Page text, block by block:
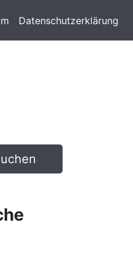
Datenschutzerklärung